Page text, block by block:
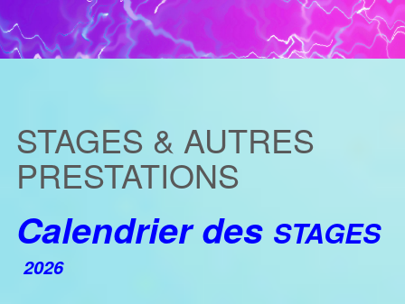
STAGES & AUTRES
PRESTATIONS
Calendrier des STAGES
2026